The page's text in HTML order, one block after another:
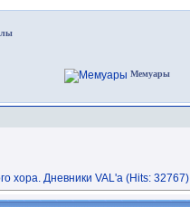
Мемуары
хора. Дневники VAL'a (Hits: 32767)